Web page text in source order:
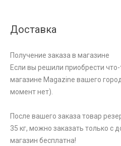
Доставка
Получение заказа в магазине
Если вы решили приобрести
магазине Magazine вашего
момент нет).
После вашего заказа товар
35 кг, можно заказать только с
магазин бесплатна!